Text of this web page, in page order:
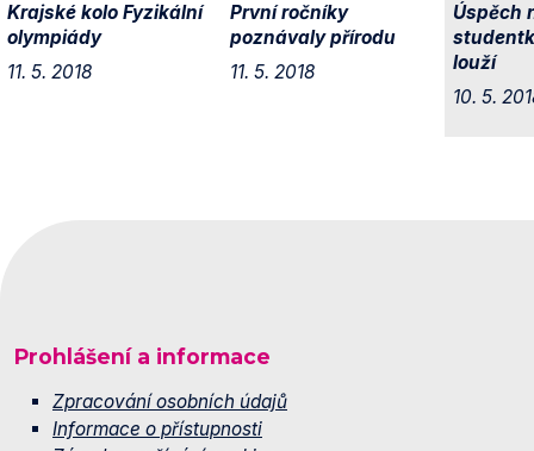
Krajské kolo Fyzikální
olympiády
11. 5. 2018
První ročníky
poznávaly přírodu
11. 5. 2018
Úspěch
louží
10. 5.
Prohlášení a informace
Zpracování osobních údajů
Informace o přístupnosti